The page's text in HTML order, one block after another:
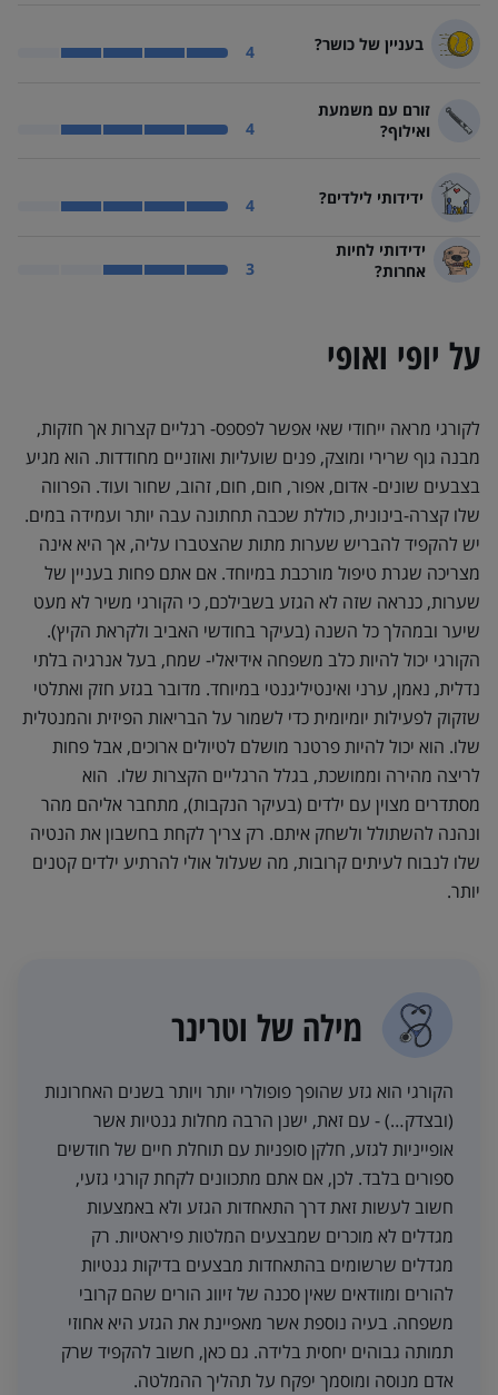
בעניין של כושר?
וולש קורגי בעניין של כושר? ספורטיבי
4
זורם עם משמעת
ואילוף?
וולש קורגי זורם עם משמעת ואילוף? משתף פעולה
4
ידידותי לילדים?
וולש קורגי ידידותי לילדים? אוהב ילדים
4
ידידותי לחיות
אחרות?
וולש קורגי ידידותי לחיות אחרות? תלוי סיטואציה
3
על יופי ואופי
לקורגי מראה ייחודי שאי אפשר לפספס- רגליים קצרות אך חזקות,
מבנה גוף שרירי ומוצק, פנים שועליות ואוזניים מחודדות. הוא מגיע
בצבעים שונים- אדום, אפור, חום, חום, זהוב, שחור ועוד. הפרווה
שלו קצרה-בינונית, כוללת שכבה תחתונה עבה יותר ועמידה במים.
יש להקפיד להבריש שערות מתות שהצטברו עליה, אך היא אינה
מצריכה שגרת טיפול מורכבת במיוחד. אם אתם פחות בעניין של
שערות, כנראה שזה לא הגזע בשבילכם, כי הקורגי משיר לא מעט
שיער ובמהלך כל השנה (בעיקר בחודשי האביב ולקראת הקיץ).
הקורגי יכול להיות כלב משפחה אידיאלי- שמח, בעל אנרגיה בלתי
נדלית, נאמן, ערני ואינטיליגנטי במיוחד. מדובר בגזע חזק ואתלטי
שזקוק לפעילות יומיומית כדי לשמור על הבריאות הפיזית והמנטלית
שלו. הוא יכול להיות פרטנר מושלם לטיולים ארוכים, אבל פחות
לריצה מהירה וממושכת, בגלל הרגליים הקצרות שלו. הוא
מסתדרים מצוין עם ילדים (בעיקר הנקבות), מתחבר אליהם מהר
ונהנה להשתולל ולשחק איתם. רק צריך לקחת בחשבון את הנטיה
שלו לנבוח לעיתים קרובות, מה שעלול אולי להרתיע ילדים קטנים
יותר.
מילה של וטרינר
הקורגי הוא גזע שהופך פופולרי יותר ויותר בשנים האחרונות
(ובצדק…) - עם זאת, ישנן הרבה מחלות גנטיות אשר
אופייניות לגזע, חלקן סופניות עם תוחלת חיים של חודשים
ספורים בלבד. לכן, אם אתם מתכוונים לקחת קורגי גזעי,
חשוב לעשות זאת דרך התאחדות הגזע ולא באמצעות
מגדלים לא מוכרים שמבצעים המלטות פיראטיות. רק
מגדלים שרשומים בהתאחדות מבצעים בדיקות גנטיות
להורים ומוודאים שאין סכנה של זיווג הורים שהם קרובי
משפחה. בעיה נוספת אשר מאפיינת את הגזע היא אחוזי
תמותה גבוהים יחסית בלידה. גם כאן, חשוב להקפיד שרק
אדם מנוסה ומוסמך יפקח על תהליך ההמלטה.